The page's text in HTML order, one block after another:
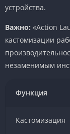
устройства.
Важно: «Action
кастомизации
незаменимым
Функция
Кастомизация